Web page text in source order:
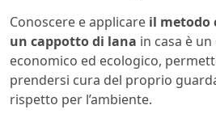
Conoscere e applicare il metodo
un cappotto di lana in casa è
economico ed ecologico,
prendersi cura del proprio
rispetto per l’ambiente.